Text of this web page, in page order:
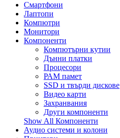
Смартфони
Лаптопи
Компютри
Монитори
Компоненти
Компютърни кутии
Дънни платки
Процесори
РАМ памет
SSD и твърди дискове
Видео карти
Захранвания
Други компоненти
Show All Компоненти
Аудио системи и колони